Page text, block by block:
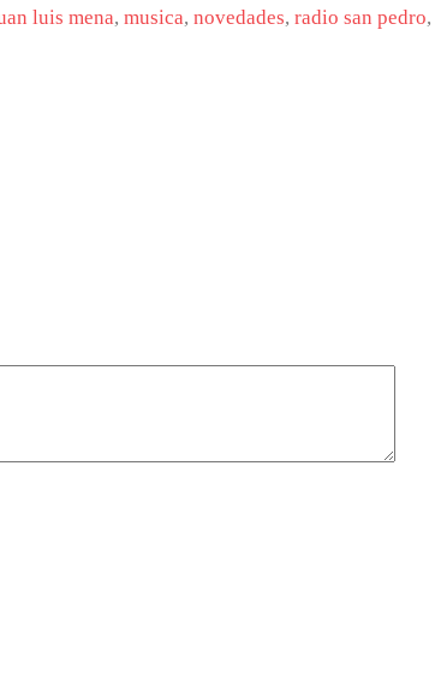
luis mena, musica, novedades, radio san pedro,